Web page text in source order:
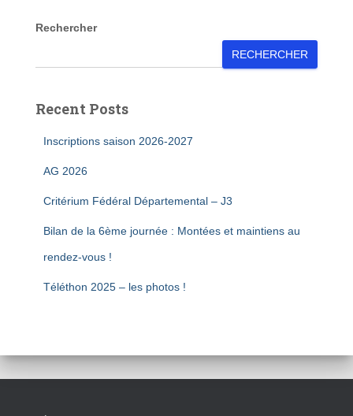
Rechercher
RECHERCHER
Recent Posts
Inscriptions saison 2026-2027
AG 2026
Critérium Fédéral Départemental – J3
Bilan de la 6ème journée : Montées et maintiens au
rendez-vous !
Téléthon 2025 – les photos !